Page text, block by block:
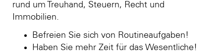
rund um Treuhand, Steuern, Recht und
Immobilien.
Befreien Sie sich von Routineaufgaben!
Haben Sie mehr Zeit für das Wesentliche!